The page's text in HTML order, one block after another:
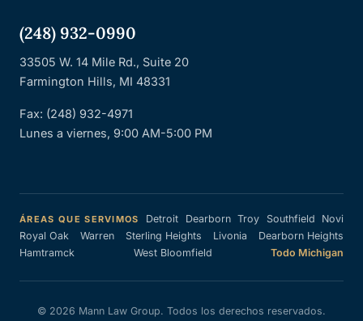
(248) 932-0990
33505 W. 14 Mile Rd., Suite 20
Farmington Hills, MI 48331
Fax: (248) 932-4971
Lunes a viernes, 9:00 AM-5:00 PM
ÁREAS QUE SERVIMOS Detroit Dearborn Troy Southfield
Novi
Royal Oak
Warren Sterling Heights Livonia
Dearborn Heights
Hamtramck
West Bloomfield Todo Michigan
© 2026 Mann Law Group. Todos los derechos reservados.